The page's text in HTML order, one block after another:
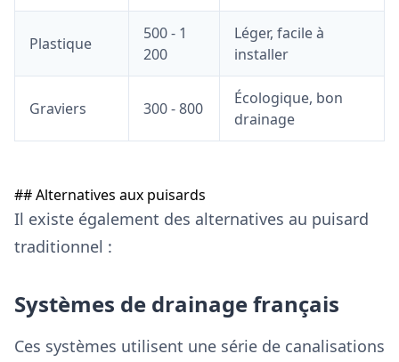
Plastique
500 - 1
200
Léger, facile à
installer
Graviers 300 - 800
Écologique, bon
drainage
## Alternatives aux puisards
Il existe également des alternatives au puisard
traditionnel :
Systèmes de drainage français
Ces systèmes utilisent une série de canalisations